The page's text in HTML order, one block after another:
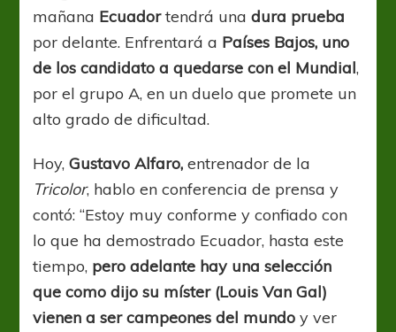
mañana Ecuadortendrá unadura prueba
por delante. Enfrentará a Países Bajos, uno
de los candidato a quedarse con el Mundial,
por el grupo A, en un duelo que promete un
alto grado de dificultad.
Hoy,Gustavo Alfaro, entrenador de la
Tricolor, hablo en conferencia de prensa y
contó: “Estoy muy conforme y confiado con
lo que ha demostrado Ecuador, hasta este
tiempo, pero adelante hay una selección
que como dijo su míster (Louis Van Gal)
vienen a ser campeones del mundo y ver